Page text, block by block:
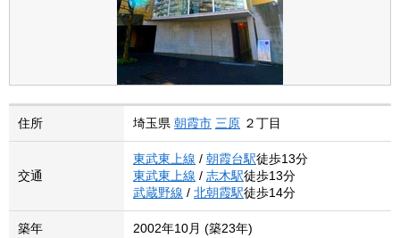
住所 埼玉県 朝霞市 三原 ２丁目
交通
東武東上線 / 朝霞台駅徒歩13分
東武東上線 / 志木駅徒歩13分
武蔵野線 / 北朝霞駅徒歩14分
築年 2002年10月 (築23年)